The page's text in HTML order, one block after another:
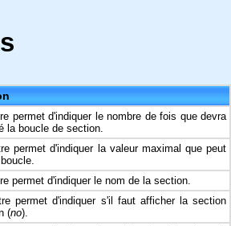
permet d'indiquer le nombre de fois que devra
la boucle de section.
permet d'indiquer la valeur maximal que peut
permet d'indiquer le nom de la section.
permet d'indiquer s'il faut afficher la section
(no).